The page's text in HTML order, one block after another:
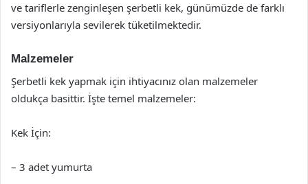
ve tariflerle zenginleşen şerbetli kek, günümüzde de farklı
versiyonlarıyla sevilerek tüketilmektedir.
Malzemeler
Şerbetli kek yapmak için ihtiyacınız olan malzemeler
oldukça basittir. İşte temel malzemeler:
Kek İçin:
– 3 adet yumurta